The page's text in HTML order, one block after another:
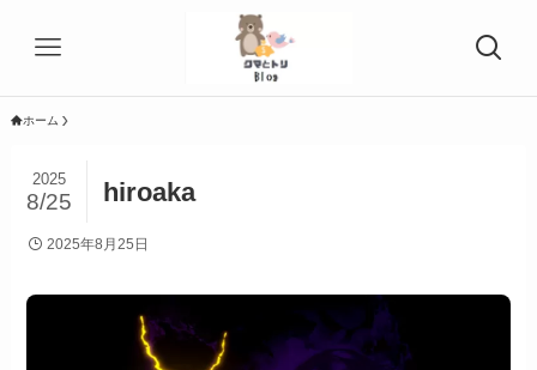
ホーム
hiroaka
2025
8/25
2025年8月25日